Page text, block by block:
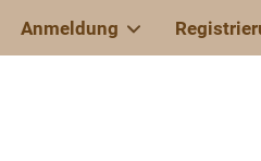
Anmeldung